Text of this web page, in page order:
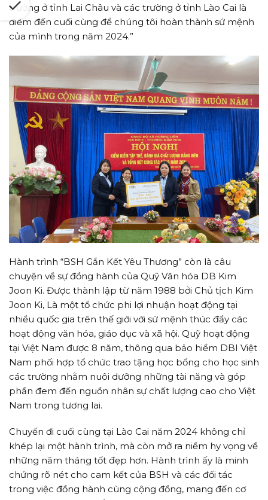
trường ở tỉnh Lai Châu và các trường ở tỉnh Lào Cai là
điểm đến cuối cùng để chúng tôi hoàn thành sứ mệnh
của mình trong năm 2024.”
Hành trình “BSH Gắn Kết Yêu Thương” còn là câu
chuyện về sự đồng hành của Quỹ Văn hóa DB Kim
Joon Ki. Được thành lập từ năm 1988 bởi Chủ tịch Kim
Joon Ki, Là một tổ chức phi lợi nhuận hoạt động tại
nhiều quốc gia trên thế giới với sứ mệnh thúc đẩy các
hoạt động văn hóa, giáo dục và xã hội. Quỹ hoạt động
tại Việt Nam được 8 năm, thông qua bảo hiểm DBI Việt
Nam phối hợp tổ chức trao tặng học bổng cho học sinh
các trường nhằm nuôi dưỡng những tài năng và góp
phần đem đến nguồn nhân sự chất lượng cao cho Việt
Nam trong tương lai.
Chuyến đi cuối cùng tại Lào Cai năm 2024 không chỉ
khép lại một hành trình, mà còn mở ra niềm hy vọng về
những năm tháng tốt đẹp hơn. Hành trình ấy là minh
chứng rõ nét cho cam kết của BSH và các đối tác
trong việc đồng hành cùng cộng đồng, mang đến cơ